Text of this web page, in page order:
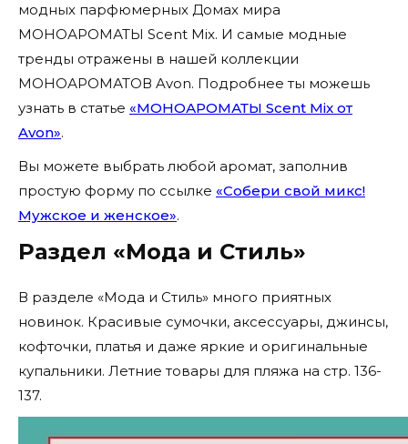
модных парфюмерных Домах мира
МОНОАРОМАТЫ Scent Mix. И самые модные
тренды отражены в нашей коллекции
МОНОАРОМАТОВ Avon. Подробнее ты можешь
узнать в статье «МОНОАРОМАТЫ Scent Mix от
Avon».
Вы можете выбрать любой аромат, заполнив
простую форму по ссылке «Собери свой микс!
Мужское и женское».
Раздел «Мода и Стиль»
В разделе «Мода и Стиль» много приятных
новинок. Красивые сумочки, аксессуары, джинсы,
кофточки, платья и даже яркие и оригинальные
купальники. Летние товары для пляжа на стр. 136-
137.